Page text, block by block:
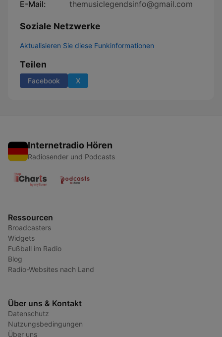
E-Mail:
themusiclegendsinfo@gmail.com
Soziale Netzwerke
Aktualisieren Sie diese Funkinformationen
Teilen
Facebook X
Internetradio Hören
Radiosender und Podcasts
Ressourcen
Broadcasters
Widgets
Fußball im Radio
Blog
Radio-Websites nach Land
Über uns & Kontakt
Datenschutz
Nutzungsbedingungen
Über uns